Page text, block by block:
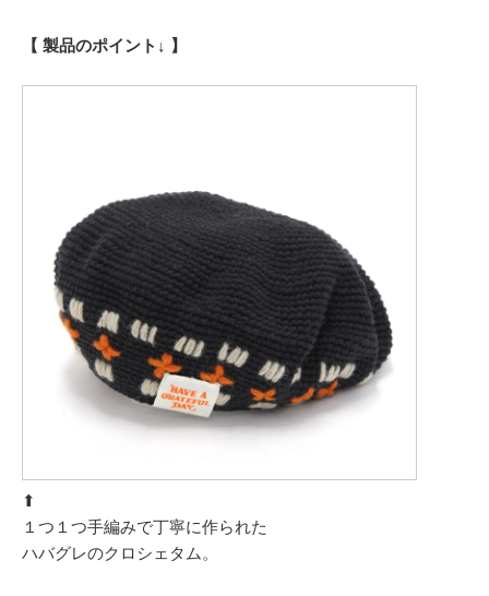
【 製品のポイント↓ 】
⬆︎
１つ１つ手編みで丁寧に作られた
ハバグレのクロシェタム。